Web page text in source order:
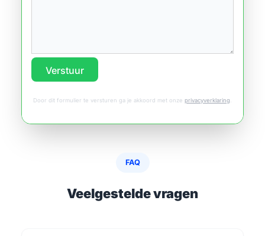
Verstuur
Door dit formulier te versturen ga je akkoord met onze privacyverklaring
FAQ
Veelgestelde vragen